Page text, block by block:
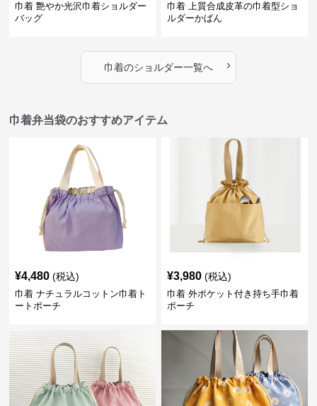
巾着 艶やか光沢巾着ショルダー
バッグ
巾着 上質合成皮革の巾着型ショ
ルダーかばん
巾着のショルダー一覧へ ›
巾着弁当袋のおすすめアイテム
¥4,480 (税込)
巾着 ナチュラルコットン巾着ト
ートポーチ
¥3,980 (税込)
巾着 外ポケット付き持ち手巾着
ポーチ